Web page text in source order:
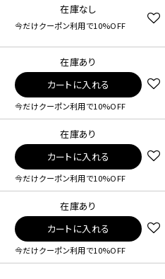
在庫なし
今だけクーポン利用で10%OFF
在庫あり
カートに入れる
今だけクーポン利用で10%OFF
在庫あり
カートに入れる
今だけクーポン利用で10%OFF
在庫あり
カートに入れる
今だけクーポン利用で10%OFF